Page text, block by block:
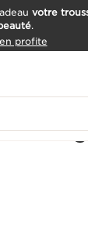
votre
.
profite